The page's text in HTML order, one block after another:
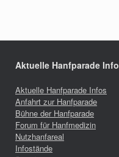
Aktuelle Hanfparade Info
Aktuelle Hanfparade Infos
Anfahrt zur Hanfparade
Bühne der Hanfparade
Forum für Hanfmedizin
Nutzhanfareal
Infostände